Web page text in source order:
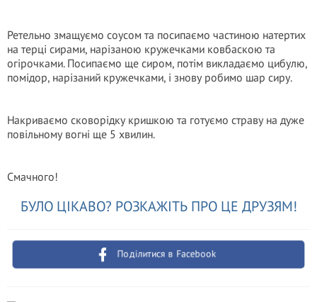
Ретельно змащуємо соусом та посипаємо частиною натертих
на терці сирами, нарізаною кружечками ковбаскою та
огірочками. Посипаємо ще сиром, потім викладаємо цибулю,
помідор, нарізаний кружечками, і знову робимо шар сиру.
Накриваємо сковорідку кришкою та готуємо страву на дуже
повільному вогні ще 5 хвилин.
Смачного!
БУЛО ЦІКАВО? РОЗКАЖІТЬ ПРО ЦЕ ДРУЗЯМ!
Поділитися в Facebook